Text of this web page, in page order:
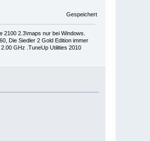
Gespeichert
2.3\maps nur bei Windows.
Die Siedler 2 Gold Edition immer
GHz .TuneUp Utilities 2010